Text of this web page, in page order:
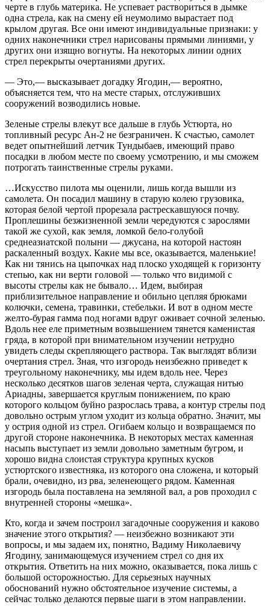
черте в глубь материка. Не успевает раствориться в дымке
одна стрела, как на смену ей неумолимо вырастает под
крылом другая. Все они имеют индивидуальные признаки: у
одних наконечники стрел нарисованы прямыми линиями, у
других они изящно вогнуты. На некоторых линии одних
стрел перекрыты очертаниями других.
— Это,— высказывает догадку Ягодин,— вероятно,
объясняется тем, что на месте старых, отслуживших
сооружений возводились новые.
Зеленые стрелы влекут все дальше в глубь Устюрта, но
топливный ресурс Ан-2 не безграничен. К счастью, самолет
ведет опытнейший летчик Тундыбаев, имеющий право
посадки в любом месте по своему усмотрению, и мы сможем
потрогать таинственные стрелы руками.
…Искусство пилота мы оценили, лишь когда вышли из
самолета. Он посадил машину в старую колею грузовика,
которая белой чертой прорезала растрескавшуюся почву.
Проплешины безжизненной земли чередуются с зарослями
такой же сухой, как земля, ломкой бело-голубой
среднеазиатской полыни — джусана, на которой настоян
раскаленный воздух. Какие мы все, оказывается, маленькие!
Как ни тянись на цыпочках над плоско уходящей к горизонту
степью, как ни верти головой — только что видимой с
высоты стрелы как не бывало… Идем, выбирая
приблизительное направление и обильно цепляя брюками
колючки, семена, травинки, стебельки. И вот в одном месте
желто-бурая гамма под ногами вдруг оживает сочной зеленью.
Вдоль нее еле приметным возвышением тянется каменистая
гряда, в которой при внимательном изучении нетрудно
увидеть следы скрепляющего раствора. Так выглядят вблизи
очертания стрел. Зная, что изгородь неизбежно приведет к
треугольному наконечнику, мы идем вдоль нее. Через
несколько десятков шагов зеленая черта, служащая нитью
Ариадны, завершается круглым понижением, по краю
которого кольцом буйно разрослась трава, а контур стрелы под
довольно острым углом уходит из кольца обратно. Значит, мы
у острия одной из стрел. Огибаем кольцо и возвращаемся по
другой стороне наконечника. В некоторых местах каменная
насыпь выступает из земли довольно заметным бугром, и
хорошо видна слоистая структура крупных кусков
устюртского известняка, из которого она сложена, и который
брали, очевидно, из рва, зеленеющего рядом. Каменная
изгородь была поставлена на земляной вал, а ров проходил с
внутренней стороны «мешка».
Кто, когда и зачем построил загадочные сооружения и каково
значение этого открытия? — неизбежно возникают эти
вопросы, и мы задаем их, понятно, Вадиму Николаевичу
Ягодину, занимающемуся изучением стрел со дня их
открытия. Ответить на них можно, оказывается, пока лишь с
большой осторожностью. Для серьезных научных
обоснований нужно обстоятельное изучение системы, а
сейчас только делаются первые шаги в этом направлении.